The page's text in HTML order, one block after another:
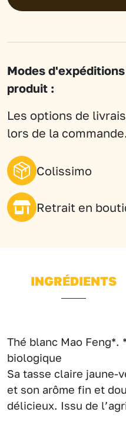
Vietnam
Mao
Modes
produit :
Les options de
lors de la commande.
Colissimo
Retrait en
INGRÉDIENTS
Thé blanc Mao Feng*.
biologique
Sa tasse claire jaune-
et son arôme fin et
délicieux. Issu de